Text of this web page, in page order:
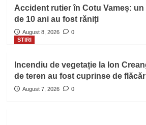
Accident rutier în Cotu Vameș:
de 10 ani au fost răniți
August 8, 2026
0
STIRI
Incendiu de vegetație la Ion
de teren au fost cuprinse de
August 7, 2026 0